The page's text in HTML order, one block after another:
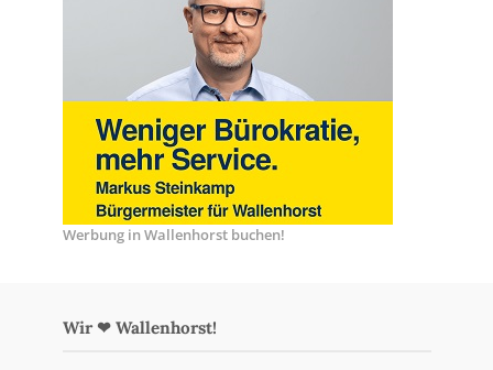
Werbung in Wallenhorst buchen!
Wir ❤ Wallenhorst!